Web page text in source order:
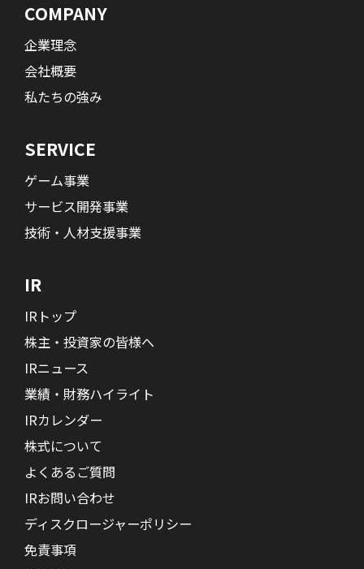
COMPANY
企業理念
会社概要
私たちの強み
SERVICE
ゲーム事業
サービス開発事業
技術・人材支援事業
IR
IRトップ
株主・投資家の皆様へ
IRニュース
業績・財務ハイライト
IRカレンダー
株式について
よくあるご質問
IRお問い合わせ
ディスクロージャーポリシー
免責事項